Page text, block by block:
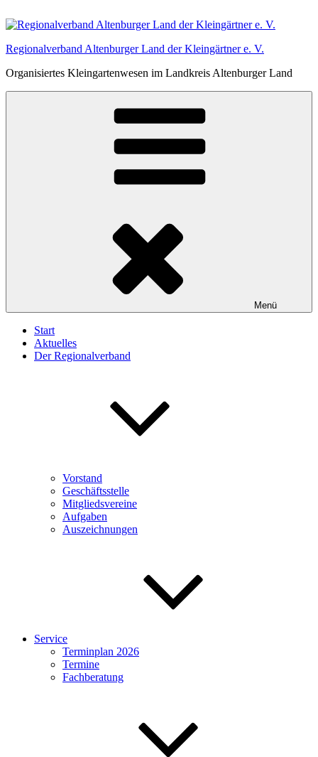
Inhalt
Regionalverband Altenburger Land der Kleingärtner e. V.
Organisiertes Kleingartenwesen im Landkreis Altenburger Land
Menü
Start
Aktuelles
Der Regionalverband
Vorstand
Geschäftsstelle
Mitgliedsvereine
Aufgaben
Auszeichnungen
Service
Terminplan 2026
Termine
Fachberatung